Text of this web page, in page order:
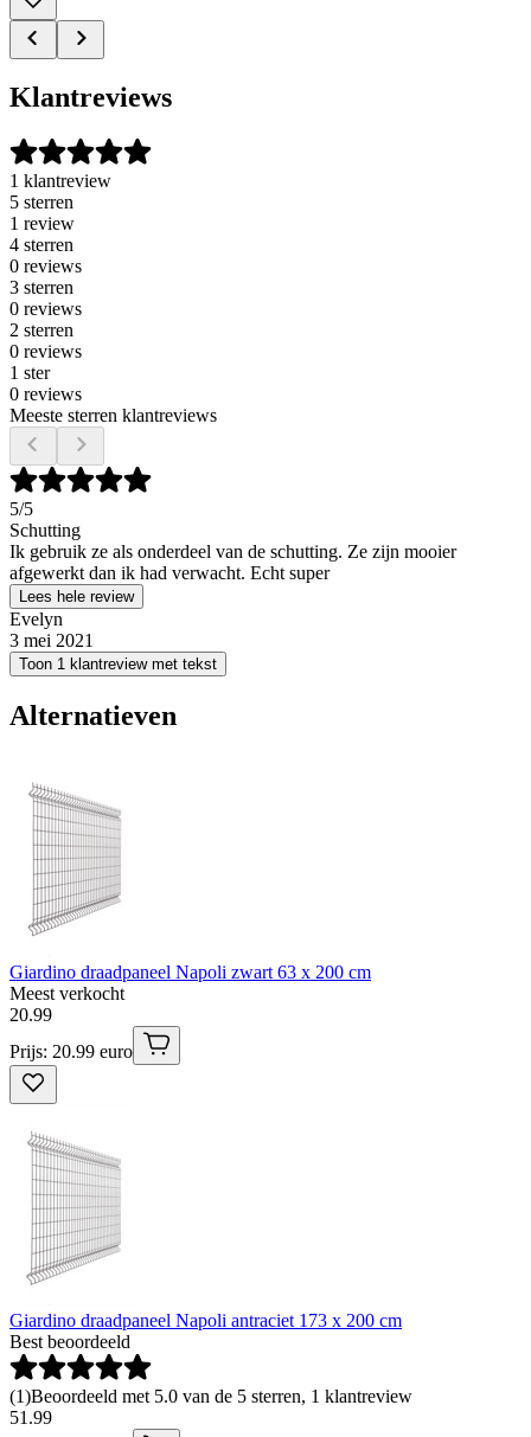
Klantreviews
1 klantreview
5 sterren
1 review
4 sterren
0 reviews
3 sterren
0 reviews
2 sterren
0 reviews
1 ster
0 reviews
Meeste sterren klantreviews
5/5
Schutting
Ik gebruik ze als onderdeel van de schutting. Ze zijn mooier
afgewerkt dan ik had verwacht. Echt super
Lees hele review
Evelyn
3 mei 2021
Toon 1 klantreview met tekst
Alternatieven
Giardino draadpaneel Napoli zwart 63 x 200 cm
Meest verkocht
20.99
Prijs: 20.99 euro
Giardino draadpaneel Napoli antraciet 173 x 200 cm
Best beoordeeld
(1)Beoordeeld met 5.0 van de 5 sterren, 1 klantreview
51 .99